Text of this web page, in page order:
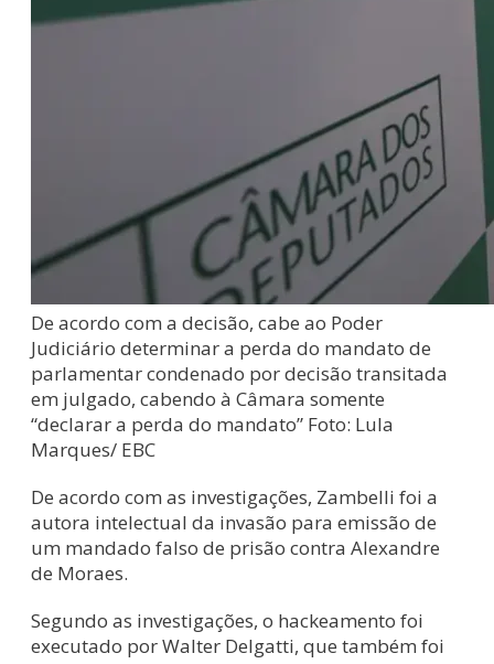
De acordo com a decisão, cabe ao Poder
Judiciário determinar a perda do mandato de
parlamentar condenado por decisão transitada
em julgado, cabendo à Câmara somente
“declarar a perda do mandato” Foto: Lula
Marques/ EBC
De acordo com as investigações, Zambelli foi a
autora intelectual da invasão para emissão de
um mandado falso de prisão contra Alexandre
de Moraes.
Segundo as investigações, o hackeamento foi
executado por Walter Delgatti, que também foi